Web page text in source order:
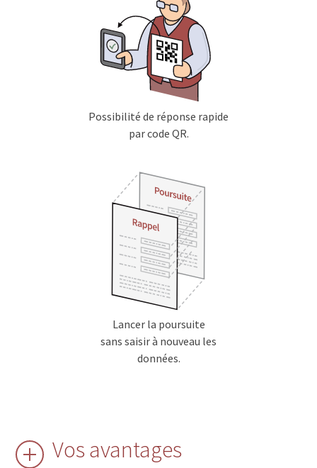
Possibilité de réponse rapide
par code QR.
Lancer la poursuite
sans saisir à nouveau les
données.
Vos avantages